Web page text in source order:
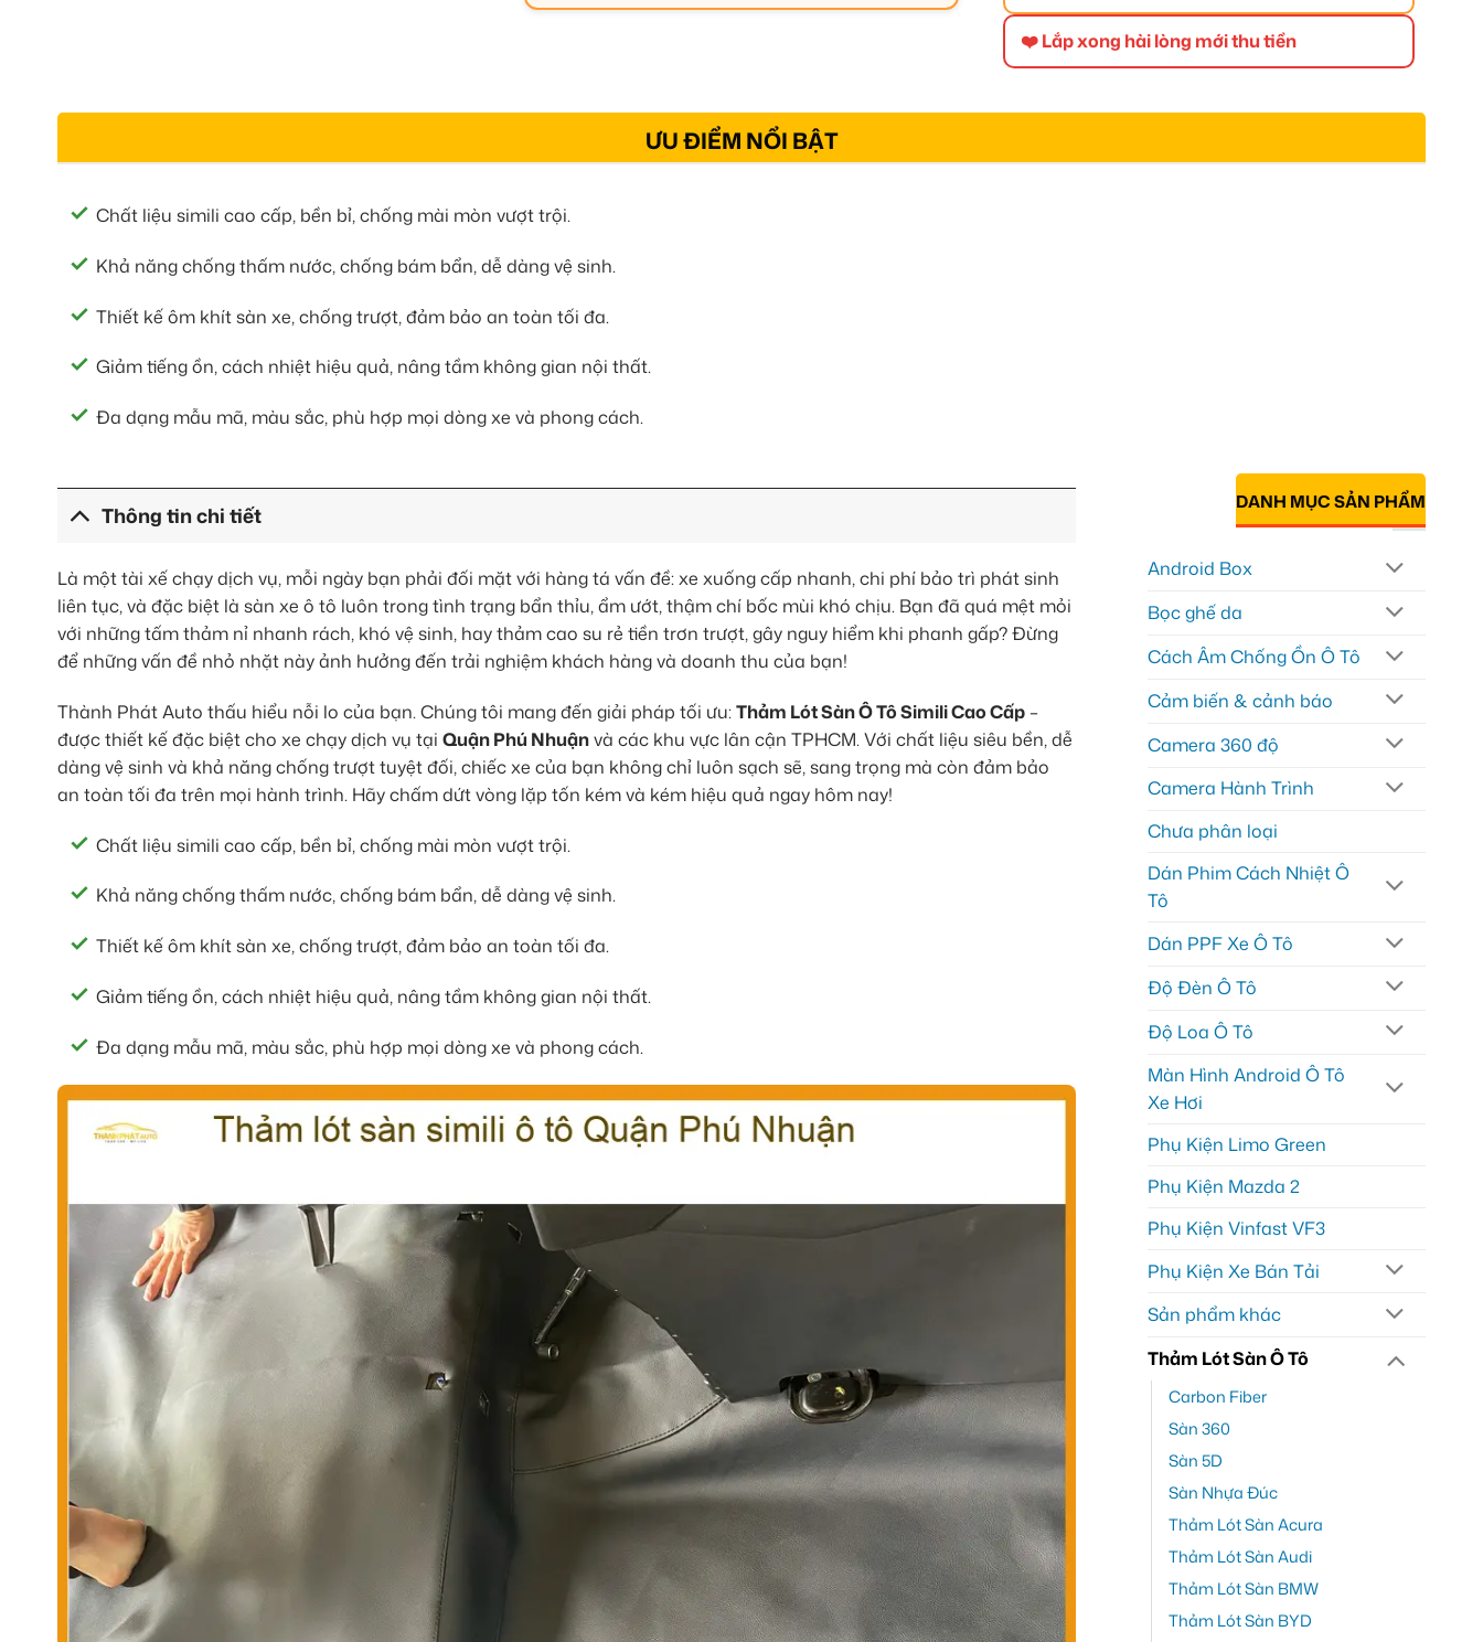
❤️ Lắp xong hài lòng mới thu tiền
ƯU ĐIỂM NỔI BẬT
Chất liệu simili cao cấp, bền bỉ, chống mài mòn vượt trội.
Khả năng chống thấm nước, chống bám bẩn, dễ dàng vệ sinh.
Thiết kế ôm khít sàn xe, chống trượt, đảm bảo an toàn tối đa.
Giảm tiếng ồn, cách nhiệt hiệu quả, nâng tầm không gian nội thất.
Đa dạng mẫu mã, màu sắc, phù hợp mọi dòng xe và phong cách.
Thông tin chi tiết
Là một tài xế chạy dịch vụ, mỗi ngày bạn phải đối mặt với hàng tá vấn đề: xe xuống cấp nhanh, chi phí bảo trì phát sinh
liên tục, và đặc biệt là sàn xe ô tô luôn trong tình trạng bẩn thỉu, ẩm ướt, thậm chí bốc mùi khó chịu. Bạn đã quá mệt mỏi
với những tấm thảm nỉ nhanh rách, khó vệ sinh, hay thảm cao su rẻ tiền trơn trượt, gây nguy hiểm khi phanh gấp? Đừng
để những vấn đề nhỏ nhặt này ảnh hưởng đến trải nghiệm khách hàng và doanh thu của bạn!
Thành Phát Auto thấu hiểu nỗi lo của bạn. Chúng tôi mang đến giải pháp tối ưu:Thảm Lót Sàn Ô Tô Simili Cao Cấp –
được thiết kế đặc biệt cho xe chạy dịch vụ tại Quận Phú Nhuậnvà các khu vực lân cận TPHCM. Với chất liệu siêu bền, dễ
dàng vệ sinh và khả năng chống trượt tuyệt đối, chiếc xe của bạn không chỉ luôn sạch sẽ, sang trọng mà còn đảm bảo
an toàn tối đa trên mọi hành trình. Hãy chấm dứt vòng lặp tốn kém và kém hiệu quả ngay hôm nay!
Chất liệu simili cao cấp, bền bỉ, chống mài mòn vượt trội.
Khả năng chống thấm nước, chống bám bẩn, dễ dàng vệ sinh.
Thiết kế ôm khít sàn xe, chống trượt, đảm bảo an toàn tối đa.
Giảm tiếng ồn, cách nhiệt hiệu quả, nâng tầm không gian nội thất.
Đa dạng mẫu mã, màu sắc, phù hợp mọi dòng xe và phong cách.
DANH MỤC SẢN PHẨM
Android Box
Bọc ghế da
Cách Âm Chống Ồn Ô Tô
Cảm biến & cảnh báo
Camera 360 độ
Camera Hành Trình
Chưa phân loại
Dán Phim Cách Nhiệt Ô
Tô
Dán PPF Xe Ô Tô
Độ Đèn Ô Tô
Độ Loa Ô Tô
Màn Hình Android Ô Tô
Xe Hơi
Phụ Kiện Limo Green
Phụ Kiện Mazda 2
Phụ Kiện Vinfast VF3
Phụ Kiện Xe Bán Tải
Sản phẩm khác
Thảm Lót Sàn Ô Tô
Carbon Fiber
Sàn 360
Sàn 5D
Sàn Nhựa Đúc
Thảm Lót Sàn Acura
Thảm Lót Sàn Audi
Thảm Lót Sàn BMW
Thảm Lót Sàn BYD